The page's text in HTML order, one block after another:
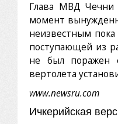
Глава МВД Чечни
момент
неизвестным
поступающей из
не был поражен
вертолета
www.newsru.com
Ичкерийская